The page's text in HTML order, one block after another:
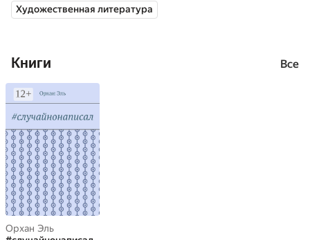
Художественная литература
Книги Все
Орхан Эль